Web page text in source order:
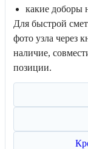
какие доборы
Для быстрой
фото узла через
наличие,
позиции.